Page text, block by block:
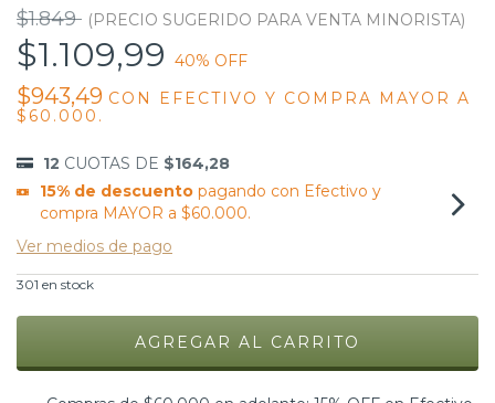
$1.849
$1.109,99 40% OFF
$943,49 CON
EFECTIVO Y COMPRA MAYOR A
$60.000.
12 CUOTAS DE $164,28
15% de descuentopagando con Efectivo y
compra MAYOR a $60.000.
Ver medios de pago
301 en stock